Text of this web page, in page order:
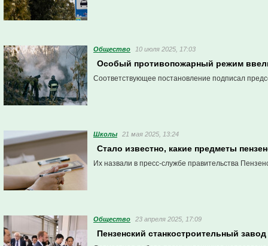
Общество 10 июля 2025, 17:03
Особый противопожарный режим
Соответствующее постановление подписал
Школы 21 мая 2025, 13:24
Стало известно, какие предметы
Их назвали в пресс-службе правительства
Общество 23 апреля 2025, 17:09
Пензенский станкостроительный